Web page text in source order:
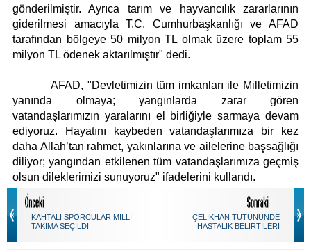
gönderilmiştir. Ayrıca tarım ve hayvancılık zararlarının
giderilmesi amacıyla T.C. Cumhurbaşkanlığı ve AFAD
tarafından bölgeye 50 milyon TL olmak üzere toplam 55
milyon TL ödenek aktarılmıştır" dedi.
AFAD, "Devletimizin tüm imkanları ile Milletimizin
yanında olmaya; yangınlarda zarar gören
vatandaşlarımızın yaralarını el birliğiyle sarmaya devam
ediyoruz. Hayatını kaybeden vatandaşlarımıza bir kez
daha Allah’tan rahmet, yakınlarına ve ailelerine başsağlığı
diliyor; yangından etkilenen tüm vatandaşlarımıza geçmiş
olsun dileklerimizi sunuyoruz" ifadelerini kullandı.
KAHTALI SPORCULAR MİLLİ
TAKIMA SEÇİLDİ
ÇELİKHAN TÜTÜNÜNDE
HASTALIK BELİRTİLERİ